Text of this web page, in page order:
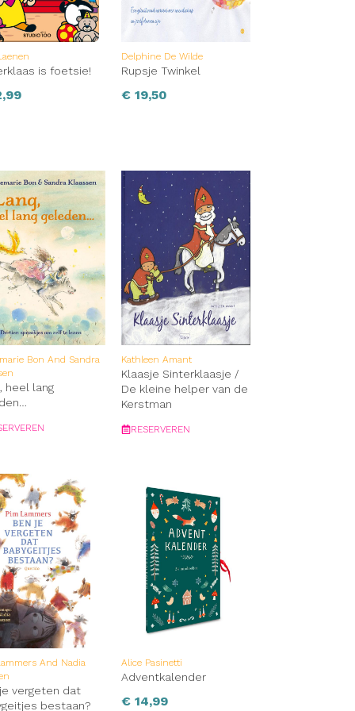
is foetsie!
Delphine De Wilde
Rupsje Twinkel
€19,50
Bon And Sandra
heel lang
Kathleen Amant
Klaasje Sinterklaasje /
De kleine helper van de
Kerstman
RESERVEREN
And Nadia
vergeten dat
bestaan?
Alice Pasinetti
Adventkalender
€14,99